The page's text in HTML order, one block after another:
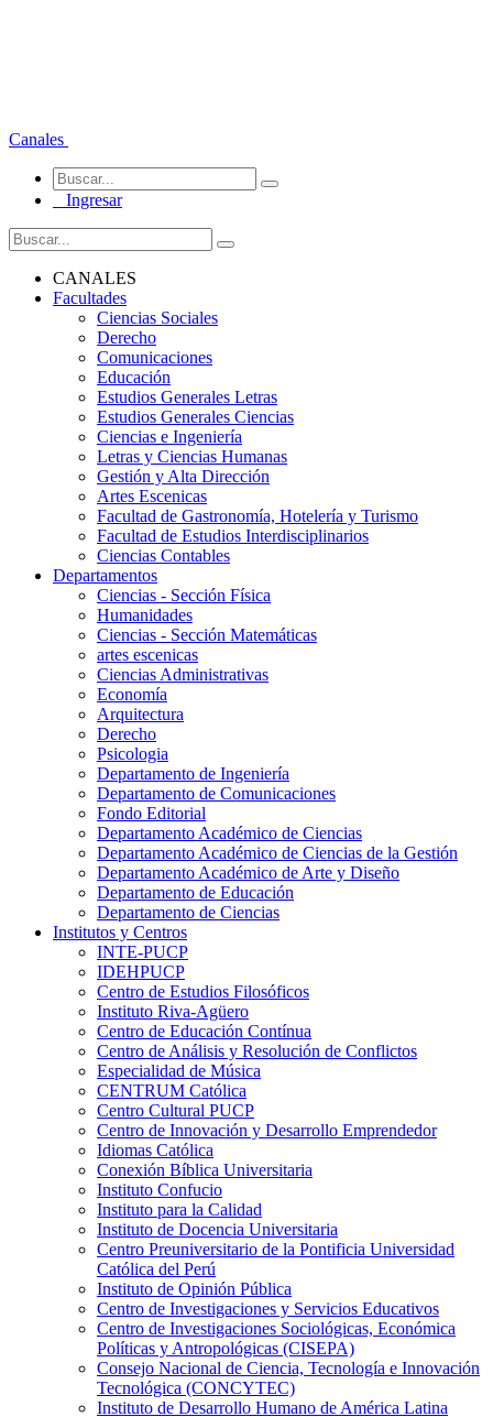
Canales
Ingresar
CANALES
Facultades
Ciencias Sociales
Derecho
Comunicaciones
Educación
Estudios Generales Letras
Estudios Generales Ciencias
Ciencias e Ingeniería
Letras y Ciencias Humanas
Gestión y Alta Dirección
Artes Escenicas
Facultad de Gastronomía, Hotelería y Turismo
Facultad de Estudios Interdisciplinarios
Ciencias Contables
Departamentos
Ciencias - Sección Física
Humanidades
Ciencias - Sección Matemáticas
artes escenicas
Ciencias Administrativas
Economía
Arquitectura
Derecho
Psicologia
Departamento de Ingeniería
Departamento de Comunicaciones
Fondo Editorial
Departamento Académico de Ciencias
Departamento Académico de Ciencias de la Gestión
Departamento Académico de Arte y Diseño
Departamento de Educación
Departamento de Ciencias
Institutos y Centros
INTE-PUCP
IDEHPUCP
Centro de Estudios Filosóficos
Instituto Riva-Agüero
Centro de Educación Contínua
Centro de Análisis y Resolución de Conflictos
Especialidad de Música
CENTRUM Católica
Centro Cultural PUCP
Centro de Innovación y Desarrollo Emprendedor
Idiomas Católica
Conexión Bíblica Universitaria
Instituto Confucio
Instituto para la Calidad
Instituto de Docencia Universitaria
Centro Preuniversitario de la Pontificia Universidad
Católica del Perú
Instituto de Opinión Pública
Centro de Investigaciones y Servicios Educativos
Centro de Investigaciones Sociológicas, Económica
Políticas y Antropológicas (CISEPA)
Consejo Nacional de Ciencia, Tecnología e Innovación
Tecnológica (CONCYTEC)
Instituto de Desarrollo Humano de América Latina